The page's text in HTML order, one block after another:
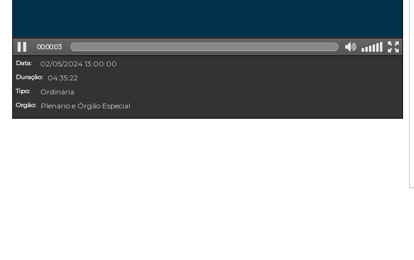
00:00:04
Data: 02/05/2024 13:00:00
Duração: 04:35:22
Tipo: Ordinária
Orgão: Plenário e Órgão Especial